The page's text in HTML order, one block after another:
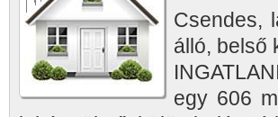
Csendes,
álló, belső
egy 606